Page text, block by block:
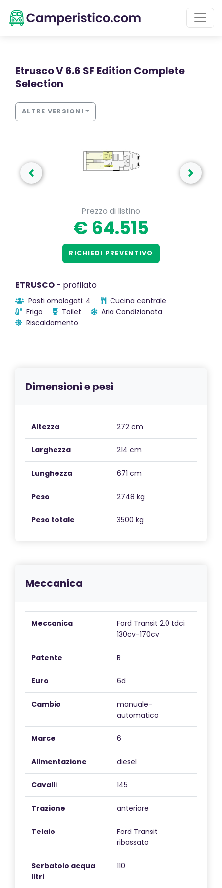
Etrusco V 6.6 SF Edition Complete
Selection
ALTRE VERSIONI
Prezzo di listino
€ 64.515
RICHIEDI PREVENTIVO
ETRUSCO - profilato
Posti omologati: 4
Cucina centrale
Frigo
Toilet
Aria Condizionata
Riscaldamento
Dimensioni e pesi
Altezza 272 cm
Larghezza 214 cm
Lunghezza 671 cm
Peso 2748 kg
Peso totale 3500 kg
Meccanica
Meccanica
Ford Transit 2.0 tdci
130cv-170cv
Patente B
Euro 6d
Cambio
manuale-
automatico
Marce 6
Alimentazione diesel
Cavalli 145
Trazione anteriore
Telaio
Ford Transit
ribassato
Serbatoio acqua
litri
110